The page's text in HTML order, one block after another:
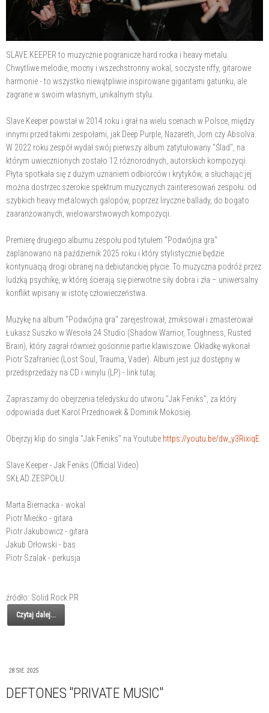
SLAVE KEEPER to muzycznie pogranicze hard rocka i heavy metalu.
Chwytliwe melodie, mocny i wszechstronny wokal, soczyste riffy, gitarowe
harmonie - to wszystko niewątpliwie inspirowane gigantami gatunku, ale
zagrane w swoim własnym, unikalnym stylu.
Slave Keeper powstał w 2014 roku i grał na wielu scenach w Polsce, między
innymi przed takimi zespołami, jak Deep Purple, Nazareth, Jorn czy Absolva.
W 2022 roku zespół wydał swój pierwszy album zatytułowany "Ślad", na
którym uwiecznionych zostało 12 różnorodnych, autorskich kompozycji.
Płyta spotkała się z dużym uznaniem odbiorców i krytyków, a słuchając jej
można dostrzec szerokie spektrum muzycznych zainteresowań zespołu: od
szybkich heavy metalowych galopów, poprzez liryczne ballady, do bogato
zaaranżowanych, wielowarstwowych kompozycji.
Premierę drugiego albumu zespołu pod tytułem "Podwójna gra"
zaplanowano na październik 2025 roku i który stylistycznie będzie
kontynuacją drogi obranej na debiutanckiej płycie. To muzyczna podróż przez
ludzką psychikę, w której ścierają się pierwotne siły dobra i zła – uniwersalny
konflikt wpisany w istotę człowieczeństwa.
Muzykę na album "Podwójna gra" zarejestrował, zmiksował i zmasterował
Łukasz Suszko w Wesoła 24 Studio (Shadow Warrior, Toughness, Rusted
Brain), który zagrał również gościnnie partie klawiszowe. Okładkę wykonał
Piotr Szafraniec (Lost Soul, Trauma, Vader). Album jest już dostępny w
przedsprzedaży na CD i winylu (LP) - link tutaj.
Zapraszamy do obejrzenia teledysku do utworu "Jak Feniks", za który
odpowiada duet Karol Przednowek & Dominik Mokosiej.
Obejrzyj klip do singla "Jak Feniks" na Youtube https://youtu.be/dw_y3RixiqE
Slave Keeper - Jak Feniks (Official Video)
SKŁAD ZESPOŁU:
Marta Biernacka - wokal
Piotr Miećko - gitara
Piotr Jakubowicz - gitara
Jakub Orłowski - bas
Piotr Szalak - perkusja
źródło: Solid Rock PR
Czytaj dalej...
28 SIE 2025
DEFTONES "PRIVATE MUSIC"